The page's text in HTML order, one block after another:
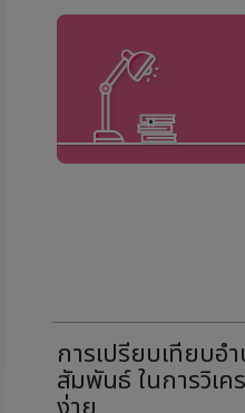
การเปรียบเทียบอ
สัมพันธ์ ในการวิเค